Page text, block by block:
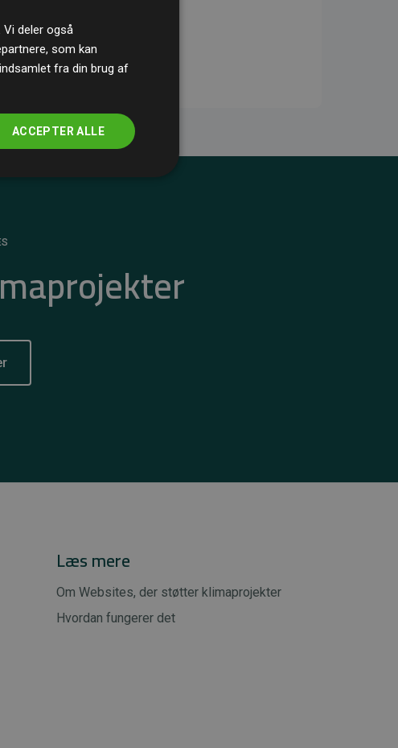
Læs mere
Om Websites, der støtter klimaprojekter
Hvordan fungerer det
deler også
som kan
fra din brug af
ACCEPTER ALLE